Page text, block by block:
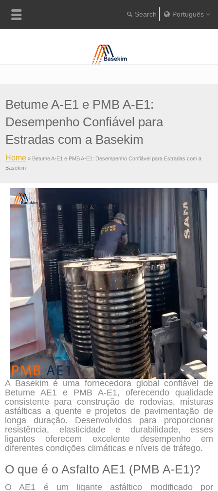
Português
English
Home » Betume A-E1 e PMB A-E1: Desempenho Confiável para Estradas com a
Basekim
Betume A-E1 e PMB A-E1:
Desempenho Confiável para
Estradas com a Basekim
A Basekim é uma fornecedora global confiável de
Betume AE1 e PMB A-E1, oferecendo qualidade
consistente para construção de rodovias, misturas
asfálticas a quente e projetos de pavimentação de
longa duração. Desenvolvidos para proporcionar
resistência, elasticidade e durabilidade, esses
ligantes oferecem excelente desempenho em
diferentes condições climáticas e níveis de tráfego.
O que é o Asfalto AE1 (PMB A-E1)?
O AE1 é um ligante asfáltico modificado por